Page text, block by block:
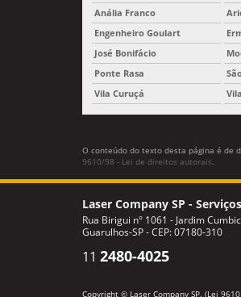
Anália Franco
Engenheiro Goulart
José Bonifácio
Ponte Rasa
Vila Curuçá
O conteúdo do texto desta página é de
9610/98 - Lei de direitos autorais.
Laser Company SP -
Rua Birigui n° 1061 - Jardim
Guarulhos-SP - CEP: 07180-310
11 2480-4025
Copyright © Laser Company SP. (Lei